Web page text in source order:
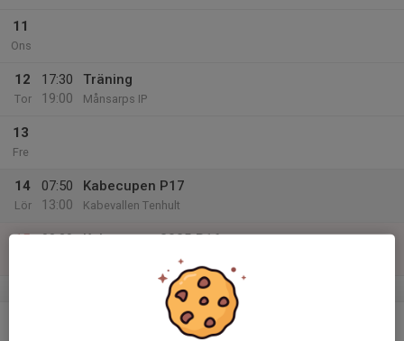
11
Ons
12
Tor
17:30
19:00
Träning
Månsarps IP
13
Fre
14
Lör
07:50
13:00
Kabecupen P17
Kabevallen Tenhult
15
08:30
Kabecupen 2025 P16
Kabevallen Tenhult
v.25